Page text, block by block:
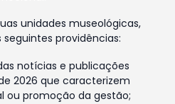
unidades museológicas,
providências:
notícias e publicações
2026 que caracterizem
ou promoção da gestão;